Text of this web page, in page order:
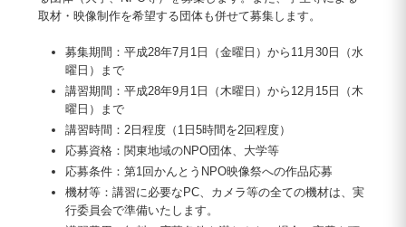
取材・映像制作を希望する団体も併せて募集します。
募集期間：平成28年7月1日（金曜日）から11月30日（水
曜日）まで
講習期間：平成28年9月1日（木曜日）から12月15日（木
曜日）まで
講習時間：2日程度（1日5時間を2回程度）
応募資格：関東地域のNPO団体、大学等
応募条件：第1回かんとうNPO映像祭への作品応募
機材等：講習に必要なPC、カメラ等の全ての機材は、実
行委員会で準備いたします。